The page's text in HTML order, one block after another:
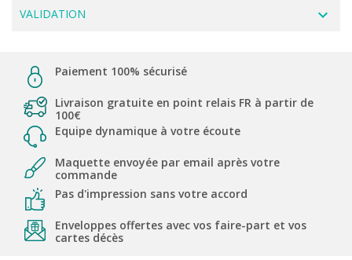
VALIDATION navigate_next
Paiement 100% sécurisé
Livraison gratuite en point relais FR à partir de
100€
Equipe dynamique à votre écoute
Maquette envoyée par email après votre
commande
Pas d'impression sans votre accord
Enveloppes offertes avec vos faire-part et vos
cartes décès